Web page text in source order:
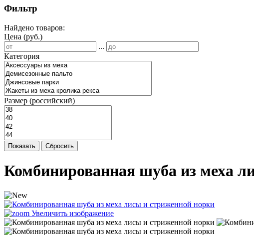
Фильтр
Найдено товаров:
Цена (руб.)
...
Категория
Размер (российский)
Показать Сбросить
Комбинированная шуба из меха
Увеличить изображение